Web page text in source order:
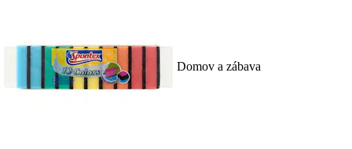
Domov a zábava